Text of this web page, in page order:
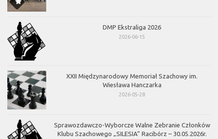
DMP Ekstraliga 2026
2026-06-15
XXII Międzynarodowy Memoriał Szachowy im.
Wiesława Hanczarka
2026-05-28
Sprawozdawczo-Wyborcze Walne Zebranie Członków
Klubu Szachowego „SILESIA” Racibórz – 30.05.2026r.